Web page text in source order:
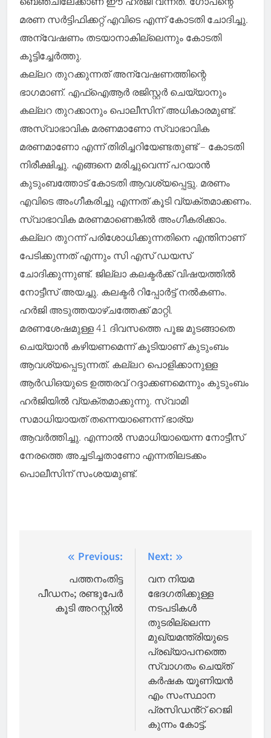
മരണ സര്‍ട്ടിഫിക്കറ്റ് എവിടെ എന്ന് കോടതി ചോദിച്ചു.
അന്വേഷണം തടയാനാകില്ലെന്നും കോടതി
കൂട്ടിച്ചേര്‍ത്തു.
കല്ലറ തുറക്കുന്നത് അന്വേഷണത്തിന്റെ
ഭാഗമാണ്. എഫ്‌ഐആര്‍ രജിസ്റ്റര്‍ ചെയ്യാനും
കല്ലറ തുറക്കാനും പൊലീസിന് അധികാരമുണ്ട്.
അസ്വാഭാവിക മരണമാണോ സ്വാഭാവിക
മരണമാണോ എന്ന് തിരിച്ചറിയേണ്ടതുണ്ട് – കോടതി
നിരീക്ഷിച്ചു. എങ്ങനെ മരിച്ചുവെന്ന് പറയാന്‍
കുടുംബത്തോട് കോടതി ആവശ്യപ്പെട്ടു. മരണം
എവിടെ അംഗീകരിച്ചു എന്നത് കൂടി വ്യക്തമാക്കണം.
സ്വാഭാവിക മരണമാണെങ്കില്‍ അംഗീകരിക്കാം.
കല്ലറ തുറന്ന് പരിശോധിക്കുന്നതിനെ എന്തിനാണ്
പേടിക്കുന്നത് എന്നും സി എസ് ഡയസ്
ചോദിക്കുന്നുണ്ട്. ജില്ലാ കലക്ടര്‍ക്ക് വിഷയത്തില്‍
നോട്ടീസ് അയച്ചു. കലക്ടര്‍ റിപ്പോര്‍ട്ട് നല്‍കണം.
ഹര്‍ജി അടുത്തയാഴ്ചത്തേക്ക് മാറ്റി.
മരണശേഷമുള്ള 41 ദിവസത്തെ പൂജ മുടങ്ങാതെ
ചെയ്യാന്‍ കഴിയണമെന്ന് കൂടിയാണ് കുടുംബം
ആവശ്യപ്പെടുന്നത്. കല്ലറ പൊളിക്കാനുള്ള
ആര്‍ഡിഒയുടെ ഉത്തരവ് റദ്ദാക്കണമെന്നും കുടുംബം
ഹര്‍ജിയില്‍ വ്യക്തമാക്കുന്നു. സ്വാമി
സമാധിയായത് തന്നെയാണെന്ന് ഭാര്യ
ആവര്‍ത്തിച്ചു. എന്നാല്‍ സമാധിയായെന്ന നോട്ടീസ്
നേരത്തെ അച്ചടിച്ചതാണോ എന്നതിലടക്കം
പൊലീസിന് സംശയമുണ്ട്.
navigation
Previous:
പത്തനംതിട്ട
പീഡനം; രണ്ടുപേർ
കൂടി അറസ്റ്റിൽ
Next:
വന നിയമ
ഭേദഗതിക്കുള്ള
നടപടികൾ
തുടരില്ലെന്ന
മുഖ്യമന്ത്രിയുടെ
പ്രഖ്യാപനത്തെ
സ്വാഗതം ചെയ്ത്
കർഷക യൂണിയൻ
എം സംസ്ഥാന
പ്രസിഡൻ്റ് റെജി
കുന്നം കോട്ട്.